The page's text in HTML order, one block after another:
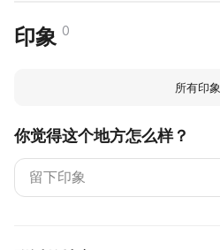
印象 0
所有印象
你觉得这个地方怎么样？